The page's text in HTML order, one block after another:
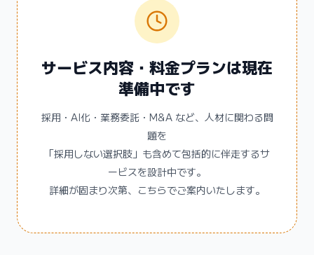
サービス内容・料金プランは現在
準備中です
採用・AI化・業務委託・M&A など、人材に関わる問
題を
「採用しない選択肢」も含めて包括的に伴走するサ
ービスを設計中です。
詳細が固まり次第、こちらでご案内いたします。